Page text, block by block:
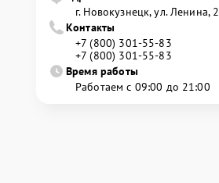
г. Новокузнецк, ул. Ленина, 2
Контакты
+7 (800) 301-55-83
+7 (800) 301-55-83
Время работы
Работаем с 09:00 до 21:00